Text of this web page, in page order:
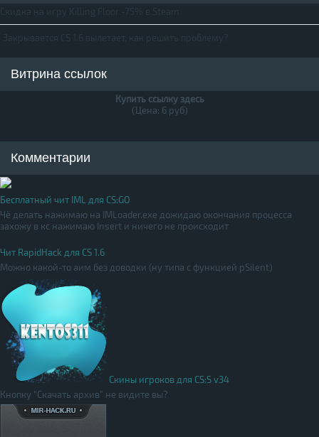
Витрина ссылок
Купить ссылку здесь
(Цена: 6 руб)
Комментарии
Бесплатный чит IML для CS:GO
Чё делать нажимаю на IMLoader.exe дожидаю окончания процесса
захожу в кс нажимаю Insert и ничего не происходит
Чит RapidHack для CS 1.6
Можно какой-то аим без доводки (ну типа с функцией pSilent)
Скины игроков для CS:S v34
Кнопку "Скачать архив" не видите вы?